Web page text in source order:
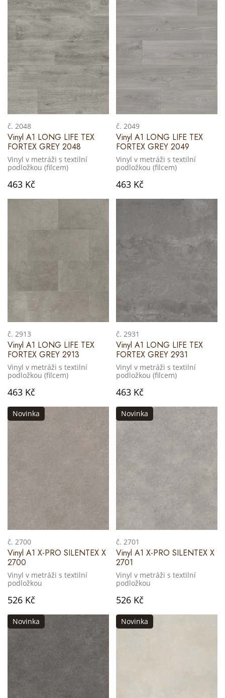
č. 2048
Vinyl A1 LONG LIFE TEX
FORTEX GREY 2048
Vinyl v metráži s textilní
podložkou (filcem)
463 Kč
č. 2049
Vinyl A1 LONG LIFE TEX
FORTEX GREY 2049
Vinyl v metráži s textilní
podložkou (filcem)
463 Kč
č. 2913
Vinyl A1 LONG LIFE TEX
FORTEX GREY 2913
Vinyl v metráži s textilní
podložkou (filcem)
463 Kč
č. 2931
Vinyl A1 LONG LIFE TEX
FORTEX GREY 2931
Vinyl v metráži s textilní
podložkou (filcem)
463 Kč
Novinka
č. 2700
Vinyl A1 X-PRO SILENTEX X
2700
Vinyl v metráži s textilní
podložkou
526 Kč
Novinka
č. 2701
Vinyl A1 X-PRO SILENTEX X
2701
Vinyl v metráži s textilní
podložkou
526 Kč
Novinka Novinka